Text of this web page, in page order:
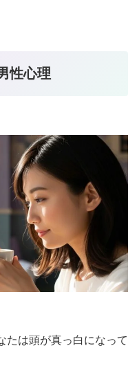
性心理
たは頭が真っ白になって